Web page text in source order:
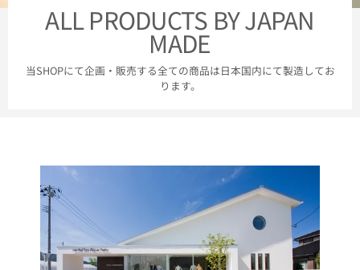
ALL PRODUCTS BY JAPAN
MADE
当SHOPにて企画・販売する全ての商品は日本国内にて製造してお
ります。